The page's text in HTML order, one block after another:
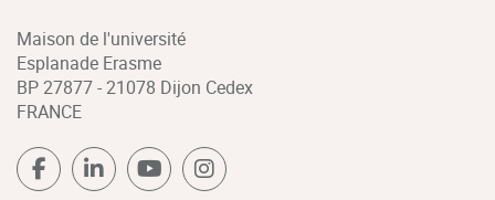
Maison de l'université
Esplanade Erasme
BP 27877 - 21078 Dijon Cedex
FRANCE